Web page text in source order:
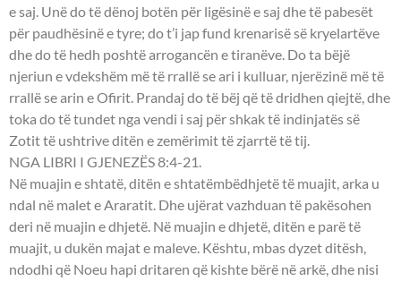
e saj. Unë do të dënoj botën për ligësinë e saj dhe të pabesët
për paudhësinë e tyre; do t’i jap fund krenarisë së kryelartëve
dhe do të hedh poshtë arrogancën e tiranëve. Do ta bëjë
njeriun e vdekshëm më të rrallë se ari i kulluar, njerëzinë më të
rrallë se arin e Ofirit. Prandaj do të bëj që të dridhen qiejtë, dhe
toka do të tundet nga vendi i saj për shkak të indinjatës së
Zotit të ushtrive ditën e zemërimit të zjarrtë të tij.
NGA LIBRI I GJENEZËS 8:4-21.
Në muajin e shtatë, ditën e shtatëmbëdhjetë të muajit, arka u
ndal në malet e Araratit. Dhe ujërat vazhduan të pakësohen
deri në muajin e dhjetë. Në muajin e dhjetë, ditën e parë të
muajit, u dukën majat e maleve. Kështu, mbas dyzet ditësh,
ndodhi që Noeu hapi dritaren që kishte bërë në arkë, dhe nisi